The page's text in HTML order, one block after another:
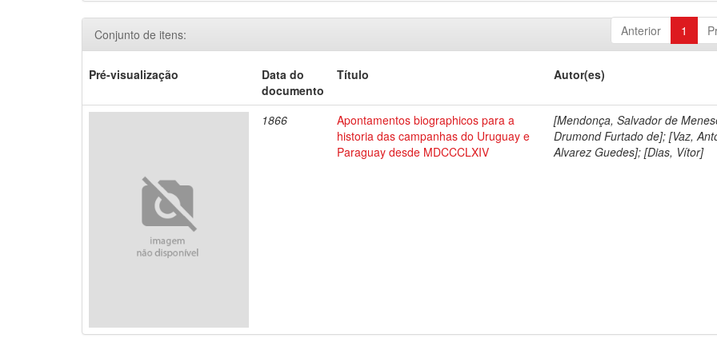
Anterior 1
Conjunto de itens:
Pré-visualização
Data do
documento
Título Autor(es)
1866
Apontamentos biographicos para a
historia das campanhas do Uruguay e
Paraguay desde MDCCCLXIV
[Mendonça, Salvador de
Drumond Furtado de]; [Vaz,
Alvarez Guedes]; [Dias, Vítor]